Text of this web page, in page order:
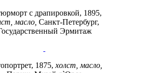
с драпировкой, 1895,
масло, Санкт-Петербург,
Эрмитаж
1875, холст, масло,